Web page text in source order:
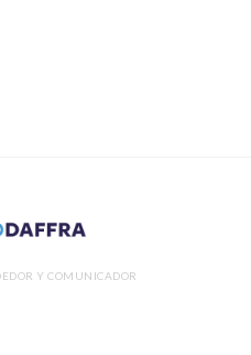
Y COMUNICADOR